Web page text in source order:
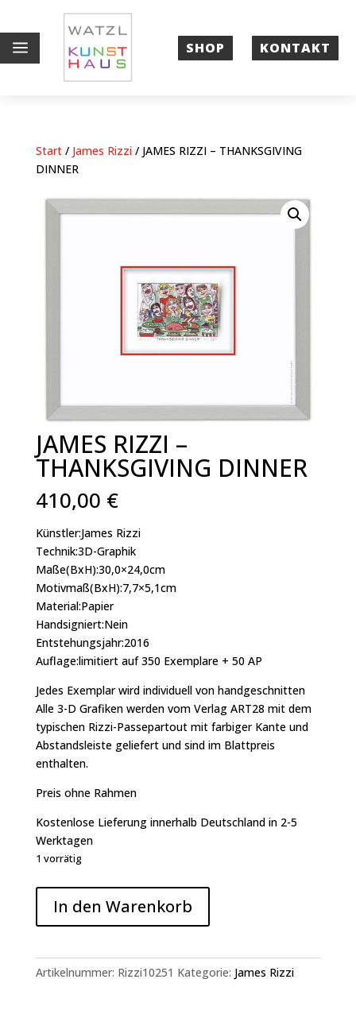
a SHOP KONTAKT
Start/ James Rizzi/ JAMES RIZZI – THANKSGIVING
DINNER
JAMES RIZZI –
THANKSGIVING DINNER
410,00 €
Künstler:James Rizzi
Technik:3D-Graphik
Maße(BxH):30,0×24,0cm
Motivmaß(BxH):7,7×5,1cm
Material:Papier
Handsigniert:Nein
Entstehungsjahr:2016
Auflage:limitiert auf 350 Exemplare + 50 AP
Jedes Exemplar wird individuell von handgeschnitten
Alle 3-D Grafiken werden vom Verlag ART28 mit dem
typischen Rizzi-Passepartout mit farbiger Kante und
Abstandsleiste geliefert und sind im Blattpreis
enthalten.
Preis ohne Rahmen
Kostenlose Lieferung innerhalb Deutschland in 2-5
Werktagen
1 vorrätig
RIZZI
-
DINNER
In den Warenkorb
Artikelnummer: Rizzi10251 Kategorie: James Rizzi